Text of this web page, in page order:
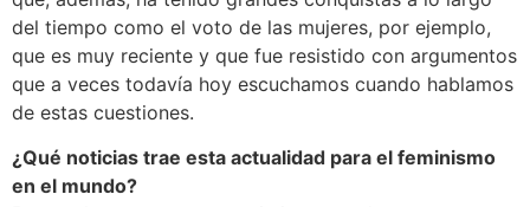
del tiempo como el voto de las mujeres, por ejemplo,
que es muy reciente y que fue resistido con argumentos
que a veces todavía hoy escuchamos cuando hablamos
de estas cuestiones.
¿Qué noticias trae esta actualidad para el feminismo
en el mundo?